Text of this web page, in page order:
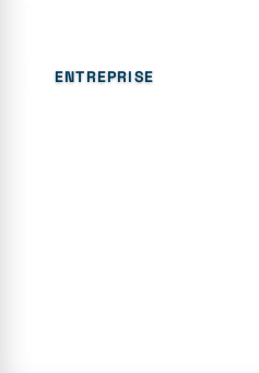
ENTREPRISE